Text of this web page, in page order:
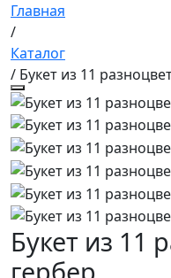
Главная
/
Каталог
/ Букет из 11
Букет из 11